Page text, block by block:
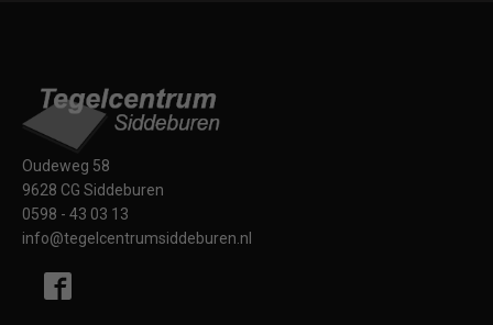
Oudeweg 58
9628 CG Siddeburen
0598 - 43 03 13
info@tegelcentrumsiddeburen.nl